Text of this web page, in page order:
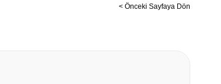
< Önceki Sayfaya Dön